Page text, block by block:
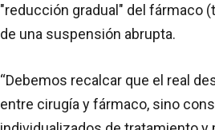
"reducción gradual" del fármaco
de una suspensión abrupta.
“Debemos recalcar que el real
entre cirugía y fármaco, sino